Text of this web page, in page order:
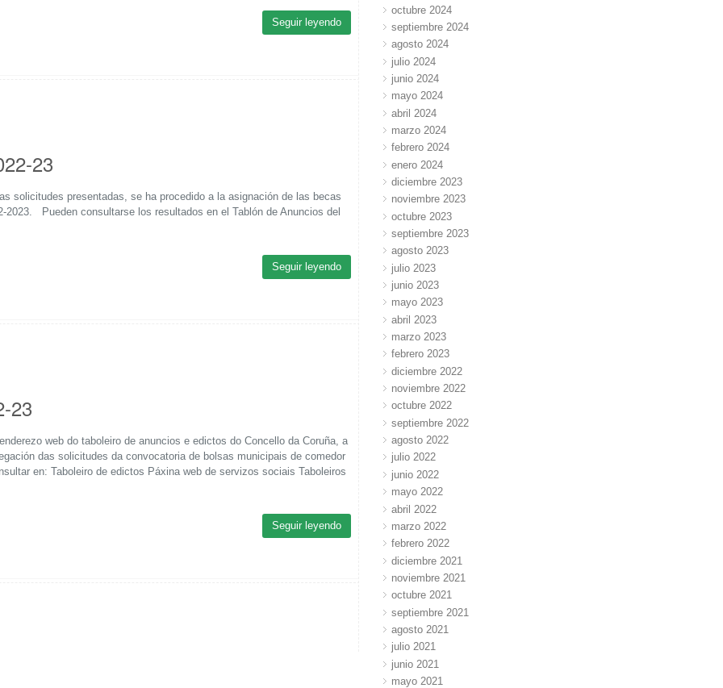
Seguir leyendo
23
solicitudes presentadas, se ha procedido a la asignación de las becas
2023. Pueden consultarse los resultados en el Tablón de Anuncios del
Seguir leyendo
23
web do taboleiro de anuncios e edictos do Concello da Coruña, a
das solicitudes da convocatoria de bolsas municipais de comedor
en: Taboleiro de edictos Páxina web de servizos sociais Taboleiros
Seguir leyendo
octubre 2024
septiembre 2024
agosto 2024
julio 2024
junio 2024
mayo 2024
abril 2024
marzo 2024
febrero 2024
enero 2024
diciembre 2023
noviembre 2023
octubre 2023
septiembre 2023
agosto 2023
julio 2023
junio 2023
mayo 2023
abril 2023
marzo 2023
febrero 2023
diciembre 2022
noviembre 2022
octubre 2022
septiembre 2022
agosto 2022
julio 2022
junio 2022
mayo 2022
abril 2022
marzo 2022
febrero 2022
diciembre 2021
noviembre 2021
octubre 2021
septiembre 2021
agosto 2021
julio 2021
junio 2021
mayo 2021